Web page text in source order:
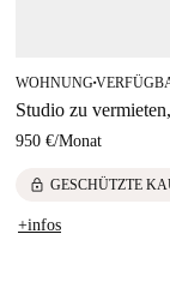
WOHNUNG■
Studio zu
950 €/Monat
lock GESCHÜTZTE
+infos